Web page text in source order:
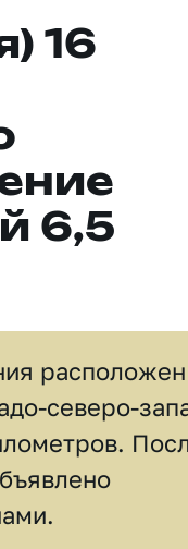
16
6,5
северо-